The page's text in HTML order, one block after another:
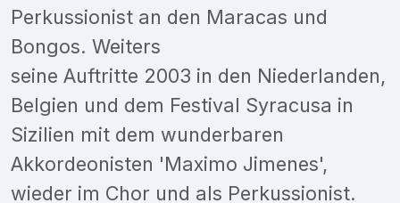
Perkussionist an den Maracas und
Bongos. Weiters
seine Auftritte 2003 in den Niederlanden,
Belgien und dem Festival Syracusa in
Sizilien mit dem wunderbaren
Akkordeonisten 'Maximo Jimenes',
wieder im Chor und als Perkussionist.